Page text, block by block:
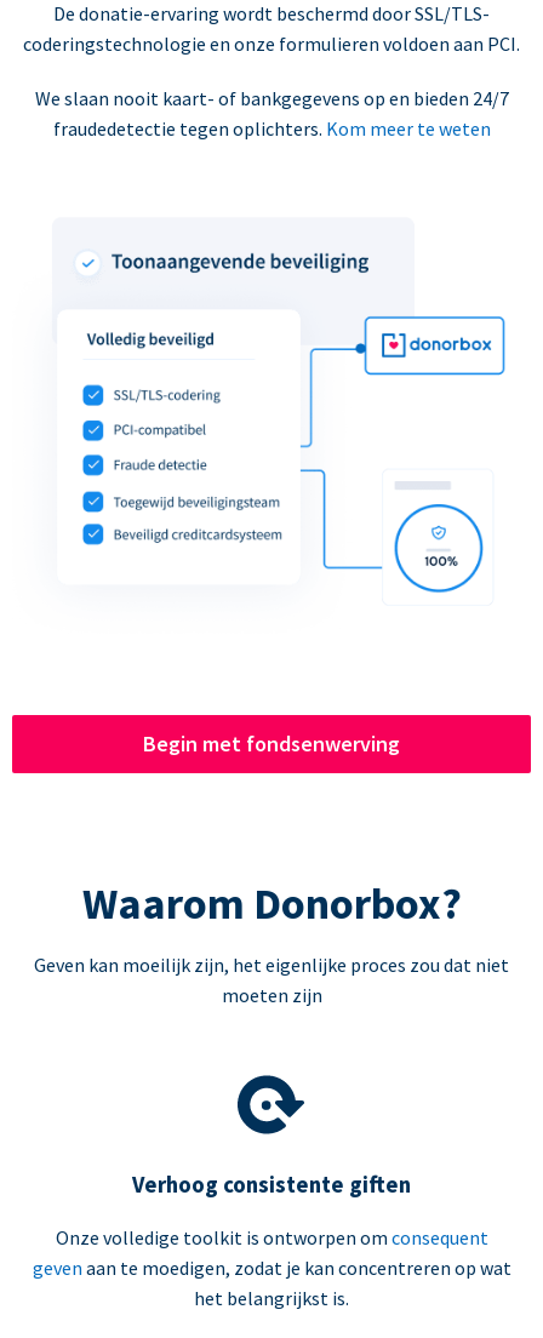
De donatie-ervaring wordt beschermd door SSL/TLS-
coderingstechnologie en onze formulieren voldoen aan PCI.
We slaan nooit kaart- of bankgegevens op en bieden 24/7
fraudedetectie tegen oplichters. Kom meer te weten
Begin met fondsenwerving
Waarom Donorbox?
Geven kan moeilijk zijn, het eigenlijke proces zou dat niet
moeten zijn
Verhoog consistente giften
Onze volledige toolkit is ontworpen om consequent
geven aan te moedigen, zodat je kan concentreren op wat
het belangrijkst is.